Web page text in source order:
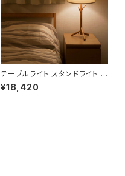
テーブルライト スタンドライト L
ED LBMT-FH【送料無料】
¥18,420